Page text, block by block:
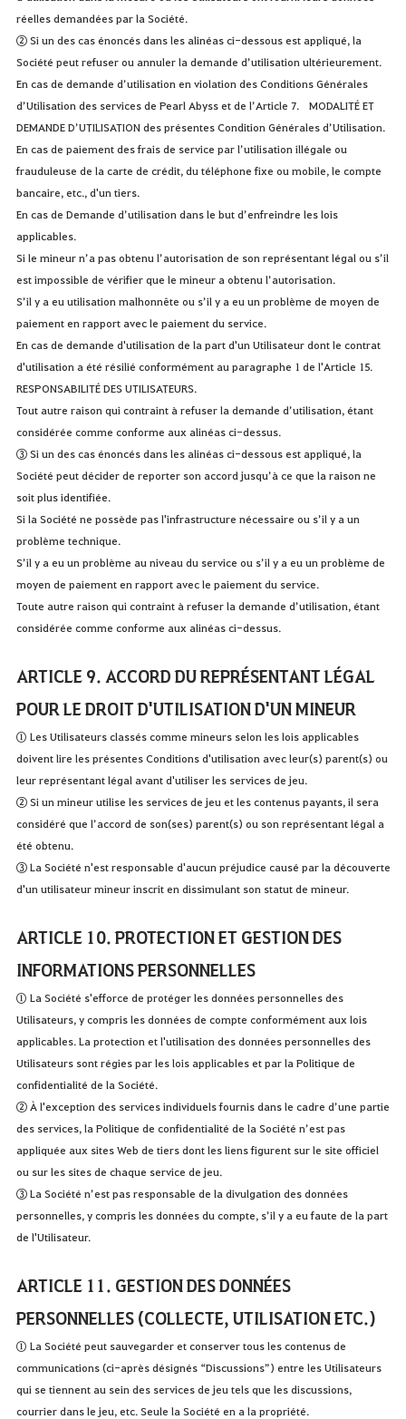
réelles demandées par la Société.
② Si un des cas énoncés dans les alinéas ci-dessous est appliqué, la
Société peut refuser ou annuler la demande d’utilisation ultérieurement.
En cas de demande d’utilisation en violation des Conditions Générales
d’Utilisation des services de Pearl Abyss et de l’Article 7. MODALITÉ ET
DEMANDE D’UTILISATION des présentes Condition Générales d’Utilisation.
En cas de paiement des frais de service par l’utilisation illégale ou
frauduleuse de la carte de crédit, du téléphone fixe ou mobile, le compte
bancaire, etc., d'un tiers.
En cas de Demande d’utilisation dans le but d’enfreindre les lois
applicables.
Si le mineur n’a pas obtenu l’autorisation de son représentant légal ou s’il
est impossible de vérifier que le mineur a obtenu l’autorisation.
S’il y a eu utilisation malhonnête ou s’il y a eu un problème de moyen de
paiement en rapport avec le paiement du service.
En cas de demande d'utilisation de la part d'un Utilisateur dont le contrat
d'utilisation a été résilié conformément au paragraphe 1 de l'Article 15.
RESPONSABILITÉ DES UTILISATEURS.
Tout autre raison qui contraint à refuser la demande d’utilisation, étant
considérée comme conforme aux alinéas ci-dessus.
③ Si un des cas énoncés dans les alinéas ci-dessous est appliqué, la
Société peut décider de reporter son accord jusqu’à ce que la raison ne
soit plus identifiée.
Si la Société ne possède pas l'infrastructure nécessaire ou s’il y a un
problème technique.
S’il y a eu un problème au niveau du service ou s’il y a eu un problème de
moyen de paiement en rapport avec le paiement du service.
Toute autre raison qui contraint à refuser la demande d’utilisation, étant
considérée comme conforme aux alinéas ci-dessus.
ARTICLE 9. ACCORD DU REPRÉSENTANT LÉGAL
POUR LE DROIT D'UTILISATION D'UN MINEUR
① Les Utilisateurs classés comme mineurs selon les lois applicables
doivent lire les présentes Conditions d'utilisation avec leur(s) parent(s) ou
leur représentant légal avant d'utiliser les services de jeu.
② Si un mineur utilise les services de jeu et les contenus payants, il sera
considéré que l’accord de son(ses) parent(s) ou son représentant légal a
été obtenu.
③ La Société n'est responsable d'aucun préjudice causé par la découverte
d'un utilisateur mineur inscrit en dissimulant son statut de mineur.
ARTICLE 10. PROTECTION ET GESTION DES
INFORMATIONS PERSONNELLES
① La Société s'efforce de protéger les données personnelles des
Utilisateurs, y compris les données de compte conformément aux lois
applicables. La protection et l'utilisation des données personnelles des
Utilisateurs sont régies par les lois applicables et par la Politique de
confidentialité de la Société.
② À l'exception des services individuels fournis dans le cadre d’une partie
des services, la Politique de confidentialité de la Société n’est pas
appliquée aux sites Web de tiers dont les liens figurent sur le site officiel
ou sur les sites de chaque service de jeu.
③ La Société n’est pas responsable de la divulgation des données
personnelles, y compris les données du compte, s’il y a eu faute de la part
de l'Utilisateur.
ARTICLE 11. GESTION DES DONNÉES
PERSONNELLES (COLLECTE, UTILISATION ETC.)
① La Société peut sauvegarder et conserver tous les contenus de
communications (ci-après désignés “Discussions”) entre les Utilisateurs
qui se tiennent au sein des services de jeu tels que les discussions,
courrier dans le jeu, etc. Seule la Société en a la propriété.